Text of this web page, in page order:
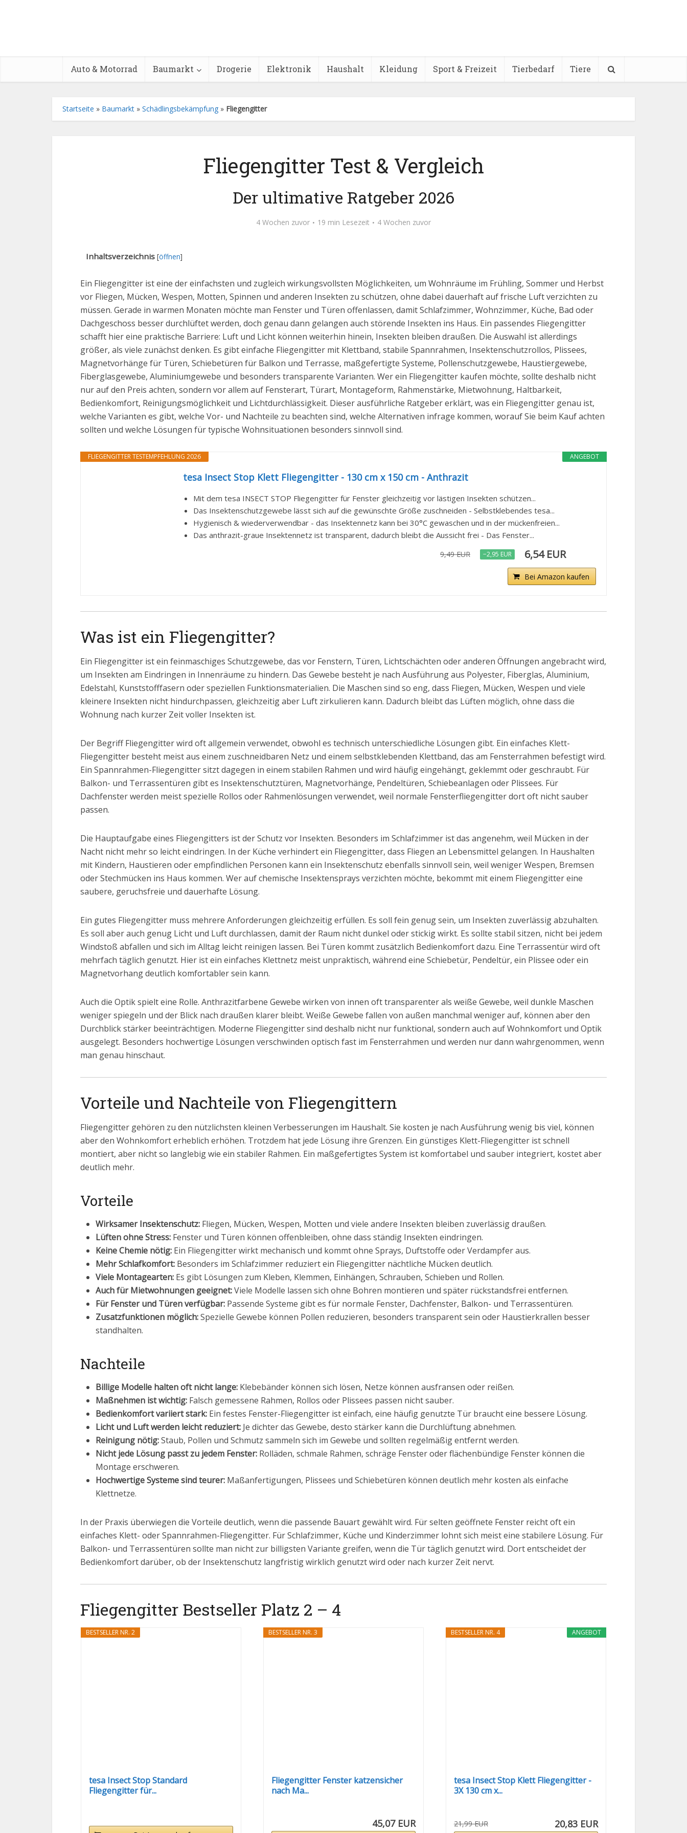
Auto & Motorrad Baumarkt Drogerie Elektronik Haushalt Kleidung Sport & Freizeit Tierbedarf Tiere
Startseite » Baumarkt » Schädlingsbekämpfung » Fliegengitter
Fliegengitter Test & Vergleich
Der ultimative Ratgeber 2026
4 Wochen zuvor 19 min Lesezeit 4 Wochen zuvor
Inhaltsverzeichnis [öffnen]
Ein Fliegengitter ist eine der einfachsten und zugleich wirkungsvollsten Möglichkeiten, um Wohnräume im Frühling, Sommer und Herbst
vor Fliegen, Mücken, Wespen, Motten, Spinnen und anderen Insekten zu schützen, ohne dabei dauerhaft auf frische Luft verzichten zu
müssen. Gerade in warmen Monaten möchte man Fenster und Türen offenlassen, damit Schlafzimmer, Wohnzimmer, Küche, Bad oder
Dachgeschoss besser durchlüftet werden, doch genau dann gelangen auch störende Insekten ins Haus. Ein passendes Fliegengitter
schafft hier eine praktische Barriere: Luft und Licht können weiterhin hinein, Insekten bleiben draußen. Die Auswahl ist allerdings
größer, als viele zunächst denken. Es gibt einfache Fliegengitter mit Klettband, stabile Spannrahmen, Insektenschutzrollos, Plissees,
Magnetvorhänge für Türen, Schiebetüren für Balkon und Terrasse, maßgefertigte Systeme, Pollenschutzgewebe, Haustiergewebe,
Fiberglasgewebe, Aluminiumgewebe und besonders transparente Varianten. Wer ein Fliegengitter kaufen möchte, sollte deshalb nicht
nur auf den Preis achten, sondern vor allem auf Fensterart, Türart, Montageform, Rahmenstärke, Mietwohnung, Haltbarkeit,
Bedienkomfort, Reinigungsmöglichkeit und Lichtdurchlässigkeit. Dieser ausführliche Ratgeber erklärt, was ein Fliegengitter genau ist,
welche Varianten es gibt, welche Vor- und Nachteile zu beachten sind, welche Alternativen infrage kommen, worauf Sie beim Kauf achten
sollten und welche Lösungen für typische Wohnsituationen besonders sinnvoll sind.
ANGEBOT
FLIEGENGITTER TESTEMPFEHLUNG 2026
tesa Insect Stop Klett Fliegengitter - 130 cm x 150 cm - Anthrazit
Mit dem tesa INSECT STOP Fliegengitter für Fenster gleichzeitig vor lästigen Insekten schützen...
Das Insektenschutzgewebe lässt sich auf die gewünschte Größe zuschneiden - Selbstklebendes tesa...
Hygienisch & wiederverwendbar - das Insektennetz kann bei 30°C gewaschen und in der mückenfreien...
Das anthrazit-graue Insektennetz ist transparent, dadurch bleibt die Aussicht frei - Das Fenster...
9,49 EUR −2,95 EUR 6,54 EUR
Bei Amazon kaufen
Was ist ein Fliegengitter?
Ein Fliegengitter ist ein feinmaschiges Schutzgewebe, das vor Fenstern, Türen, Lichtschächten oder anderen Öffnungen angebracht wird,
um Insekten am Eindringen in Innenräume zu hindern. Das Gewebe besteht je nach Ausführung aus Polyester, Fiberglas, Aluminium,
Edelstahl, Kunststofffasern oder speziellen Funktionsmaterialien. Die Maschen sind so eng, dass Fliegen, Mücken, Wespen und viele
kleinere Insekten nicht hindurchpassen, gleichzeitig aber Luft zirkulieren kann. Dadurch bleibt das Lüften möglich, ohne dass die
Wohnung nach kurzer Zeit voller Insekten ist.
Der Begriff Fliegengitter wird oft allgemein verwendet, obwohl es technisch unterschiedliche Lösungen gibt. Ein einfaches Klett-
Fliegengitter besteht meist aus einem zuschneidbaren Netz und einem selbstklebenden Klettband, das am Fensterrahmen befestigt wird.
Ein Spannrahmen-Fliegengitter sitzt dagegen in einem stabilen Rahmen und wird häufig eingehängt, geklemmt oder geschraubt. Für
Balkon- und Terrassentüren gibt es Insektenschutztüren, Magnetvorhänge, Pendeltüren, Schiebeanlagen oder Plissees. Für
Dachfenster werden meist spezielle Rollos oder Rahmenlösungen verwendet, weil normale Fensterfliegengitter dort oft nicht sauber
passen.
Die Hauptaufgabe eines Fliegengitters ist der Schutz vor Insekten. Besonders im Schlafzimmer ist das angenehm, weil Mücken in der
Nacht nicht mehr so leicht eindringen. In der Küche verhindert ein Fliegengitter, dass Fliegen an Lebensmittel gelangen. In Haushalten
mit Kindern, Haustieren oder empfindlichen Personen kann ein Insektenschutz ebenfalls sinnvoll sein, weil weniger Wespen, Bremsen
oder Stechmücken ins Haus kommen. Wer auf chemische Insektensprays verzichten möchte, bekommt mit einem Fliegengitter eine
saubere, geruchsfreie und dauerhafte Lösung.
Ein gutes Fliegengitter muss mehrere Anforderungen gleichzeitig erfüllen. Es soll fein genug sein, um Insekten zuverlässig abzuhalten.
Es soll aber auch genug Licht und Luft durchlassen, damit der Raum nicht dunkel oder stickig wirkt. Es sollte stabil sitzen, nicht bei jedem
Windstoß abfallen und sich im Alltag leicht reinigen lassen. Bei Türen kommt zusätzlich Bedienkomfort dazu. Eine Terrassentür wird oft
mehrfach täglich genutzt. Hier ist ein einfaches Klettnetz meist unpraktisch, während eine Schiebetür, Pendeltür, ein Plissee oder ein
Magnetvorhang deutlich komfortabler sein kann.
Auch die Optik spielt eine Rolle. Anthrazitfarbene Gewebe wirken von innen oft transparenter als weiße Gewebe, weil dunkle Maschen
weniger spiegeln und der Blick nach draußen klarer bleibt. Weiße Gewebe fallen von außen manchmal weniger auf, können aber den
Durchblick stärker beeinträchtigen. Moderne Fliegengitter sind deshalb nicht nur funktional, sondern auch auf Wohnkomfort und Optik
ausgelegt. Besonders hochwertige Lösungen verschwinden optisch fast im Fensterrahmen und werden nur dann wahrgenommen, wenn
man genau hinschaut.
Vorteile und Nachteile von Fliegengittern
Fliegengitter gehören zu den nützlichsten kleinen Verbesserungen im Haushalt. Sie kosten je nach Ausführung wenig bis viel, können
aber den Wohnkomfort erheblich erhöhen. Trotzdem hat jede Lösung ihre Grenzen. Ein günstiges Klett-Fliegengitter ist schnell
montiert, aber nicht so langlebig wie ein stabiler Rahmen. Ein maßgefertigtes System ist komfortabel und sauber integriert, kostet aber
deutlich mehr.
Vorteile
Wirksamer Insektenschutz: Fliegen, Mücken, Wespen, Motten und viele andere Insekten bleiben zuverlässig draußen.
Lüften ohne Stress: Fenster und Türen können offenbleiben, ohne dass ständig Insekten eindringen.
Keine Chemie nötig: Ein Fliegengitter wirkt mechanisch und kommt ohne Sprays, Duftstoffe oder Verdampfer aus.
Mehr Schlafkomfort: Besonders im Schlafzimmer reduziert ein Fliegengitter nächtliche Mücken deutlich.
Viele Montagearten: Es gibt Lösungen zum Kleben, Klemmen, Einhängen, Schrauben, Schieben und Rollen.
Auch für Mietwohnungen geeignet:Viele Modelle lassen sich ohne Bohren montieren und später rückstandsfrei entfernen.
Für Fenster und Türen verfügbar: Passende Systeme gibt es für normale Fenster, Dachfenster, Balkon- und Terrassentüren.
Zusatzfunktionen möglich:Spezielle Gewebe können Pollen reduzieren, besonders transparent sein oder Haustierkrallen besser
standhalten.
Nachteile
Billige Modelle halten oft nicht lange: Klebebänder können sich lösen, Netze können ausfransen oder reißen.
Maßnehmen ist wichtig: Falsch gemessene Rahmen, Rollos oder Plissees passen nicht sauber.
Bedienkomfort variiert stark: Ein festes Fenster-Fliegengitter ist einfach, eine häufig genutzte Tür braucht eine bessere Lösung.
Licht und Luft werden leicht reduziert: Je dichter das Gewebe, desto stärker kann die Durchlüftung abnehmen.
Reinigung nötig:Staub, Pollen und Schmutz sammeln sich im Gewebe und sollten regelmäßig entfernt werden.
Nicht jede Lösung passt zu jedem Fenster: Rolläden, schmale Rahmen, schräge Fenster oder flächenbündige Fenster können die
Montage erschweren.
Hochwertige Systeme sind teurer: Maßanfertigungen, Plissees und Schiebetüren können deutlich mehr kosten als einfache
Klettnetze.
In der Praxis überwiegen die Vorteile deutlich, wenn die passende Bauart gewählt wird. Für selten geöffnete Fenster reicht oft ein
einfaches Klett- oder Spannrahmen-Fliegengitter. Für Schlafzimmer, Küche und Kinderzimmer lohnt sich meist eine stabilere Lösung. Für
Balkon- und Terrassentüren sollte man nicht zur billigsten Variante greifen, wenn die Tür täglich genutzt wird. Dort entscheidet der
Bedienkomfort darüber, ob der Insektenschutz langfristig wirklich genutzt wird oder nach kurzer Zeit nervt.
Fliegengitter Bestseller Platz 2 – 4
BESTSELLER NR. 2
tesa Insect Stop Standard
Fliegengitter für...
BESTSELLER NR. 3
Fliegengitter Fenster katzensicher
nach Ma...
45,07 EUR
ANGEBOT
BESTSELLER NR. 4
tesa Insect Stop Klett Fliegengitter -
3X 130 cm x...
21,99 EUR 20,83 EUR